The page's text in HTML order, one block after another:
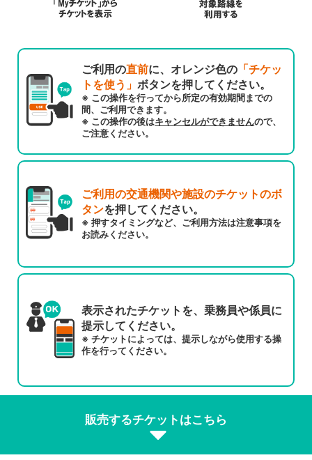
ご利用の直前に、オレンジ色の 「チケッ
トを使う」ボタンを押してください。
※ この操作を行ってから所定の有効期間までの
間、ご利用できます。
※ この操作の後はキャンセルができませんので、
ご注意ください。
ご利用の交通機関や施設のチケットのボ
タンを押してください。
※ 押すタイミングなど、ご利用方法は注意事項を
お読みください。
表示されたチケットを、乗務員や係員に
提示してください。
※ チケットによっては、提示しながら使用する操
作を行ってください。
販売するチケットはこちら